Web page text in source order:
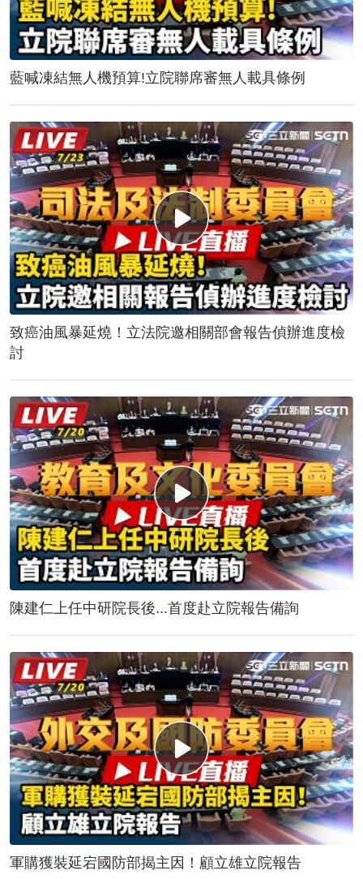
藍喊凍結無人機預算!立院聯席審無人載具條例
致癌油風暴延燒！立法院邀相關部會報告偵辦進度檢
討
陳建仁上任中研院長後...首度赴立院報告備詢
軍購獲裝延宕國防部揭主因！顧立雄立院報告